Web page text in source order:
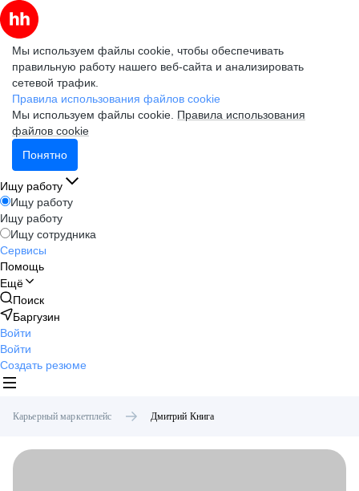
Мы используем файлы cookie, чтобы обеспечивать
правильную работу нашего веб-сайта и анализировать
сетевой трафик.
Правила использования файлов cookie
Мы используем файлы cookie. Правила использования
файлов cookie
Понятно
Ищу работу
Ищу работу
Ищу работу
Ищу сотрудника
Сервисы
Помощь
Ещё
Поиск
Баргузин
Войти
Войти
Создать резюме
Карьерный маркетплейс Дмитрий Книга